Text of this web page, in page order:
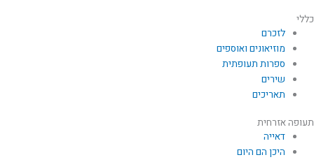
כללי
לזכרם
מוזיאונים ואוספים
ספרות תעופתית
שירים
תאריכים
תעופה אזרחית
דאייה
היכן הם היום